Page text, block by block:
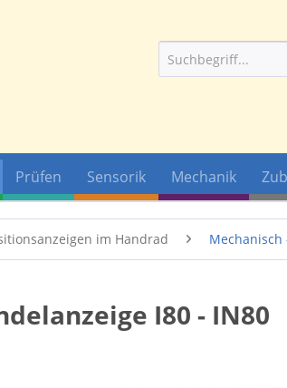
Prüfen Sensorik Mechanik
im Handrad Mechanisch
I80 - IN80